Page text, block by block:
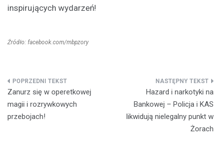
inspirujących wydarzeń!
Źródło: facebook.com/mbpzory
Nawigacja
wpisu
Zanurz się w operetkowej
magii i rozrywkowych
przebojach!
Hazard i narkotyki na
Bankowej – Policja i KAS
likwidują nielegalny punkt w
Żorach